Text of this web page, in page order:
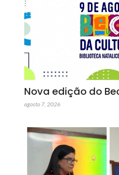
Nova edição do
agosto 7, 2026